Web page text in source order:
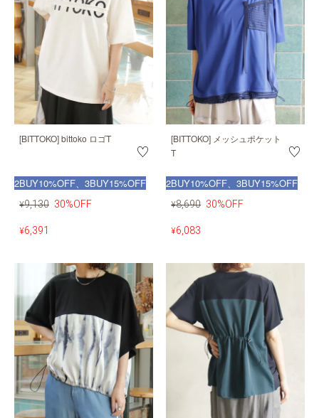
[BITTOKO] bittoko ロゴT
2BUY10%OFF、3BUY15%OFF
¥9,130 30%OFF
¥6,391
[BITTOKO] メッシュポケット
T
2BUY10%OFF、3BUY15%OFF
¥8,690 30%OFF
¥6,083